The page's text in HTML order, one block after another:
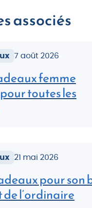
associés
7 août 2026
femme
toutes les
21 mai 2026
pour son
l’ordinaire